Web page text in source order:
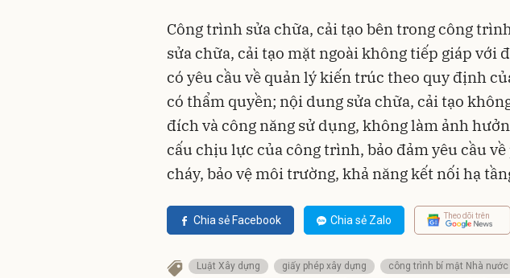
Công trình sửa chữa, cải tạo bên trong công
sửa chữa, cải tạo mặt ngoài không tiếp giáp với
có yêu cầu về quản lý kiến trúc theo quy định
có thẩm quyền; nội dung sửa chữa, cải tạo
đích và công năng sử dụng, không làm ảnh
cấu chịu lực của công trình, bảo đảm yêu cầu
cháy, bảo vệ môi trường, khả năng kết nối hạ
Chia sẻ Facebook Chia sẻ Zalo Theo dõi trên
Luật Xây dựng giấy phép xây dựng
công trình bí mật Nhà nước